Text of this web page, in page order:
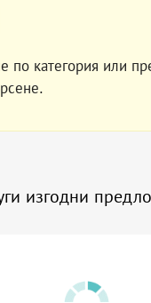
по категория или
изгодни